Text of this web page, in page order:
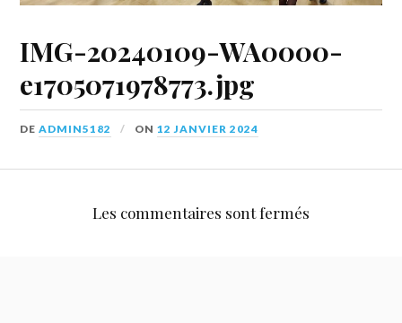
IMG-20240109-WA0000-
e1705071978773.jpg
DEADMIN5182 ON12 JANVIER 2024
Les commentaires sont fermés